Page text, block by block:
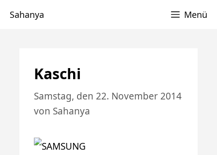
Sahanya Menü
Kaschi
Samstag, den 22. November 2014
von Sahanya